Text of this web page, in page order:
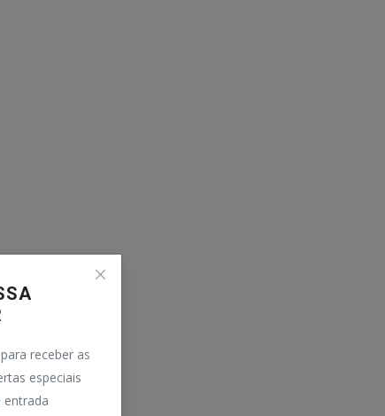
receber as
especiais
entrada